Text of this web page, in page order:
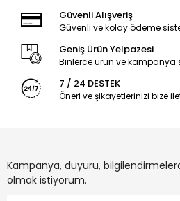
Güvenli Alışveriş
Güvenli ve kolay ödeme
Geniş Ürün Yelpazesi
Binlerce ürün ve kampanya
7 / 24 DESTEK
Öneri ve şikayetlerinizi bize
Kampanya, duyuru,
olmak istiyorum.